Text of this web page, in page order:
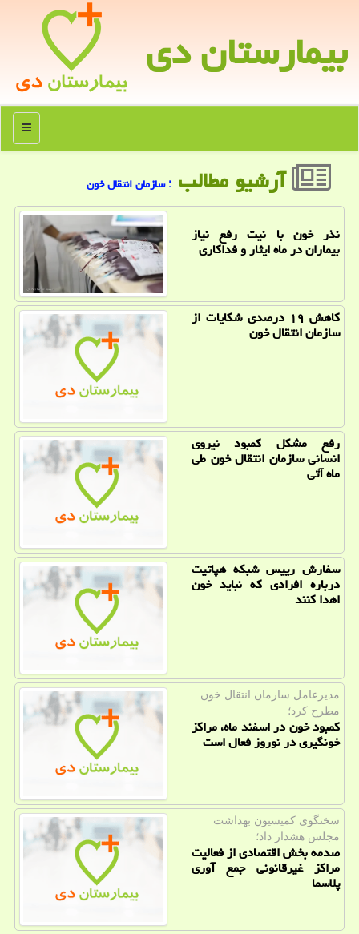
بیمارستان دی
منو
آرشیو مطالب : سازمان انتقال خون
نذر خون با نیت رفع نیاز
بیماران در ماه ایثار و فداکاری
کاهش ۱۹ درصدی شکایات از
سازمان انتقال خون
رفع مشکل کمبود نیروی
انسانی سازمان انتقال خون طی
ماه آتی
سفارش رییس شبكه هپاتیت
درباره افرادی كه نباید خون
اهدا كنند
مدیرعامل سازمان انتقال خون
مطرح كرد؛
كمبود خون در اسفند ماه، مراكز
خونگیری در نوروز فعال است
سخنگوی كمیسیون بهداشت
مجلس هشدار داد؛
صدمه بخش اقتصادی از فعالیت
مراكز غیرقانونی جمع آوری
پلاسما